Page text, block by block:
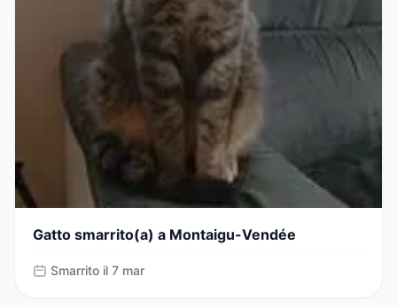
Gatto smarrito(a) a Montaigu-Vendée
Smarrito il 7 mar